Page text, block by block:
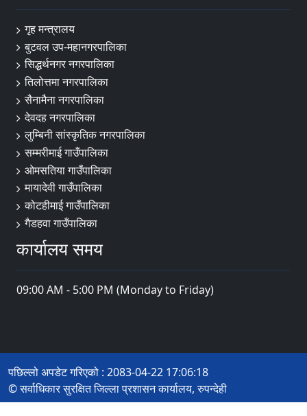
गृह मन्त्रालय
बुटवल उप-महानगरपालिका
सिद्धर्थनगर नगरपालिका
तिलोत्तमा नगरपालिका
सैनामैना नगरपालिका
देवदह नगरपालिका
लुम्बिनी सांस्कृतिक नगरपालिका
सम्मरीमाई गाउँपालिका
ओमसतिया गाउँपालिका
मायादेवी गाउँपालिका
कोटहीमाई गाउँपालिका
गैडहवा गाउँपालिका
कार्यालय समय
09:00 AM - 5:00 PM (Monday to Friday)
पछिल्लो अपडेट गरिएको : 2083-04-22 17:06:18
© सर्वाधिकार सुरक्षित जिल्ला प्रशासन कार्यालय, रुपन्देही